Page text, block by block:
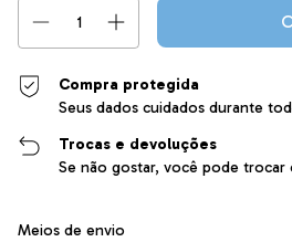
Compra protegida
Seus dados cuidados durante
Trocas e devoluções
Se não gostar, você pode trocar
Entregas para o CEP:
Meios de envio